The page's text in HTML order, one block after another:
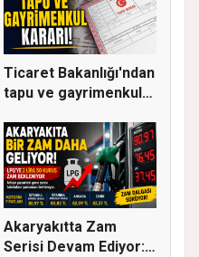
Ticaret Bakanlığı'ndan
tapu ve gayrimenkul
Akaryakıtta Zam
Serisi Devam Ediyor: